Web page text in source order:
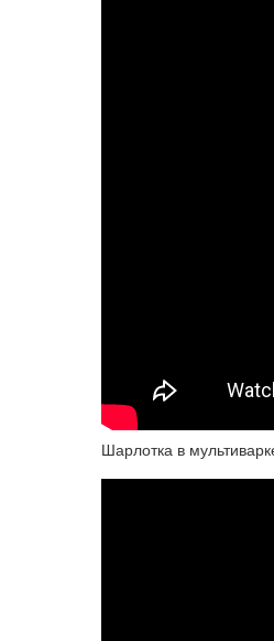
Шарлотка в